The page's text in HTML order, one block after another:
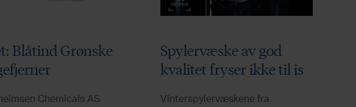
Blåtind Grønske
Chemicals AS
Spylervæske av god
kvalitet fryser ikke til is
Vinterspylervæskene fra